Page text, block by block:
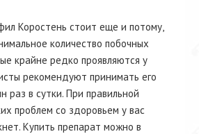
Коростень стоит еще и потому,
количество побочных
крайне редко проявляются у
рекомендуют принимать его
раз в сутки. При правильной
проблем со здоровьем у вас
Купить препарат можно в